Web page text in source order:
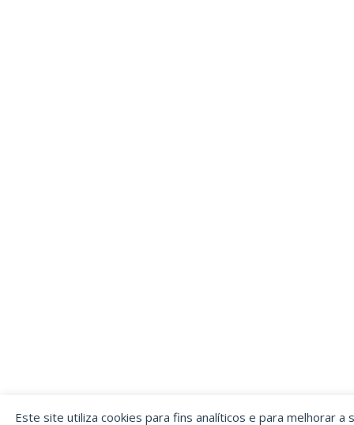
Este site utiliza cookies para fins analíticos e para melhorar a